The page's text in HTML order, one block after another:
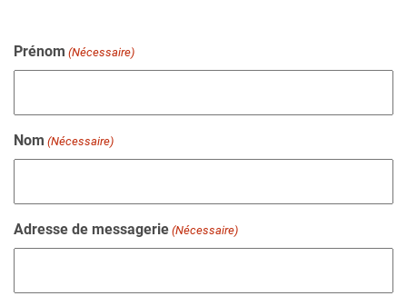
Prénom (Nécessaire)
Nom (Nécessaire)
Adresse de messagerie (Nécessaire)